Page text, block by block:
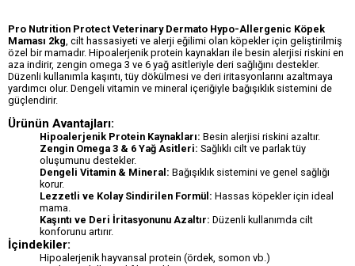
Pro Nutrition Protect Veterinary Dermato Hypo-Allergenic Köpek
Maması 2kg , cilt hassasiyeti ve alerji eğilimi olan köpekler için geliştirilmiş
özel bir mamadır. Hipoalerjenik protein kaynakları ile besin alerjisi riskini en
aza indirir, zengin omega 3 ve 6 yağ asitleriyle deri sağlığını destekler.
Düzenli kullanımla kaşıntı, tüy dökülmesi ve deri iritasyonlarını azaltmaya
yardımcı olur. Dengeli vitamin ve mineral içeriğiyle bağışıklık sistemini de
güçlendirir.
Ürünün Avantajları:
Hipoalerjenik Protein Kaynakları: Besin alerjisi riskini azaltır.
Zengin Omega 3 & 6 Yağ Asitleri: Sağlıklı cilt ve parlak tüy
oluşumunu destekler.
Dengeli Vitamin & Mineral: Bağışıklık sistemini ve genel sağlığı
korur.
Lezzetli ve Kolay Sindirilen Formül: Hassas köpekler için ideal
mama.
Kaşıntı ve Deri İritasyonunu Azaltır: Düzenli kullanımda cilt
konforunu artırır.
İçindekiler:
Hipoalerjenik hayvansal protein (ördek, somon vb.)